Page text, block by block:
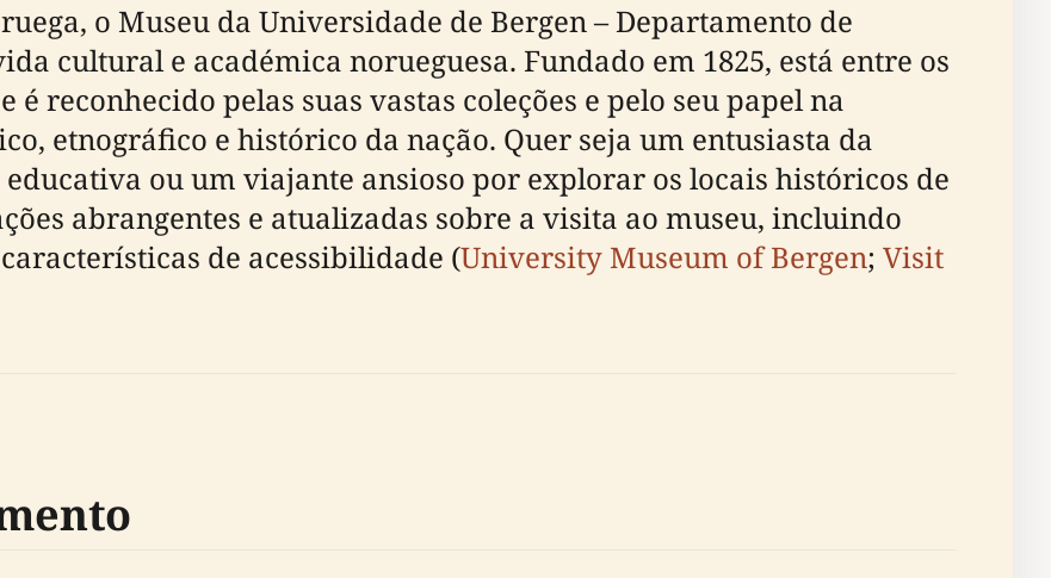
o Museu da Universidade de Bergen – Departamento de
cultural e académica norueguesa. Fundado em 1825, está entre os
é reconhecido pelas suas vastas coleções e pelo seu papel na
etnográfico e histórico da nação. Quer seja um entusiasta da
ou um viajante ansioso por explorar os locais históricos de
abrangentes e atualizadas sobre a visita ao museu, incluindo
de acessibilidade (University Museum of Bergen; Visit